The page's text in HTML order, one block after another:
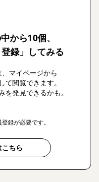
から10個、
録」してみる
マイページから
て閲覧できます。
を発見できるかも。
録が必要です。
こちら